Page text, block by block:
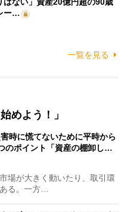
ー…
一覧を見る
めよう！」
害時に慌てないために平時から
のポイント「資産の棚卸し…
場が大きく動いたり、取引環
る。一方…